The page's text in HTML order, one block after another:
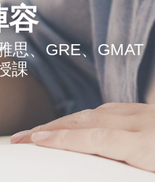
容
思、GRE、GMAT
課